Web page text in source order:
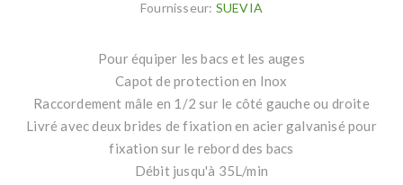
Fournisseur: SUEVIA
Pour équiper les bacs et les auges
Capot de protection en Inox
Raccordement mâle en 1/2 sur le côté gauche ou droite
Livré avec deux brides de fixation en acier galvanisé pour
fixation sur le rebord des bacs
Débit jusqu'à 35L/min